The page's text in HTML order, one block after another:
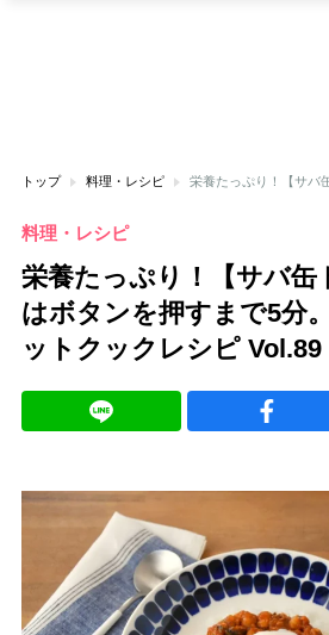
トップ 料理・レシピ
料理・レシピ
栄養たっぷり！【サバ缶
はボタンを押すまで5分
ットクックレシピ Vol.89